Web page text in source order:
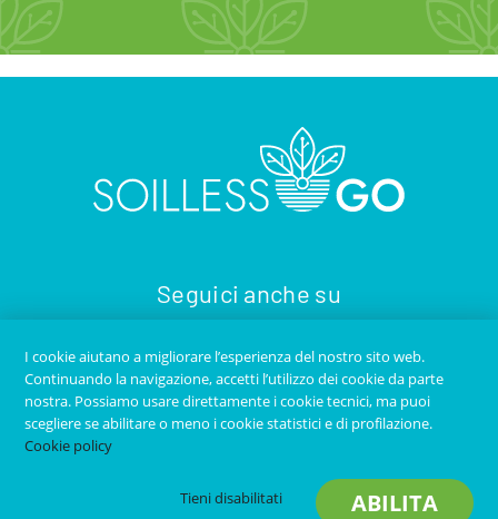
Seguici anche su
SOILLESS GO- Tutti i diritti riservati -
-Credits
I cookie aiutano a migliorare l’esperienza del nostro sito web.
Continuando la navigazione, accetti l’utilizzo dei cookie da parte
nostra. Possiamo usare direttamente i cookie tecnici, ma puoi
scegliere se abilitare o meno i cookie statistici e di profilazione.
Cookie policy
ABILITA
Tieni disabilitati